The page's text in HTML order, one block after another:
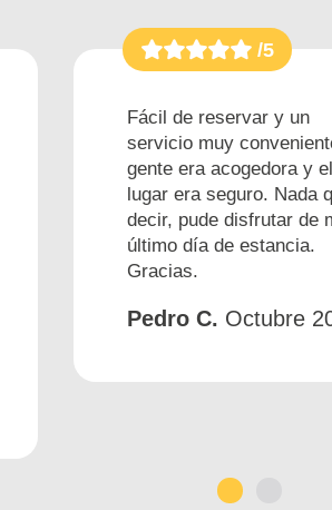
/5
Fácil de reservar y un
servicio muy
gente era acogedora y el
lugar era seguro. Nada
decir, pude disfrutar de
último día de estancia.
Gracias.
Pedro C. Octubre